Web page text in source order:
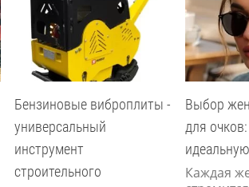
Бензиновые виброплиты -
универсальный
инструмент
строительного
Выбор
для
Каждая